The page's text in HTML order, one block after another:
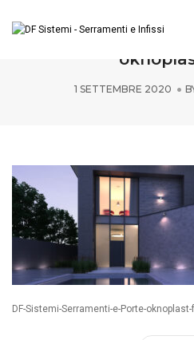
DF-Sistemi-
1 SETTEMBRE 2020
DF-Sistemi-Serramenti-e-Porte-oknoplast-